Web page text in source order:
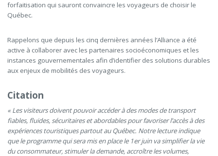
forfaitisation qui sauront convaincre les voyageurs de choisir le
Québec.
Rappelons que depuis les cinq dernières années l’Alliance a été
active à collaborer avec les partenaires socioéconomiques et les
instances gouvernementales afin d’identifier des solutions durables
aux enjeux de mobilités des voyageurs.
Citation
« Les visiteurs doivent pouvoir accéder à des modes de transport
fiables, fluides, sécuritaires et abordables pour favoriser l’accès à des
expériences touristiques partout au Québec. Notre lecture indique
que le programme qui sera mis en place le 1er juin va simplifier la vie
du consommateur, stimuler la demande, accroître les volumes,